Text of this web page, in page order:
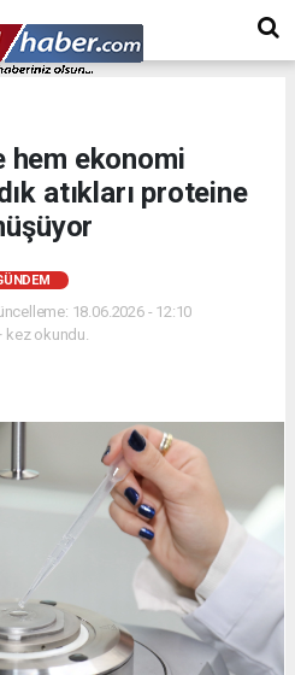
hem ekonomi
atıkları proteine
18.06.2026 - 12:10
kez okundu.